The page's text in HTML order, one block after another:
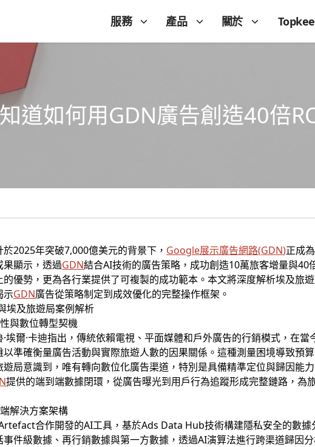
服務 產品 關於
道如何用GDN廣告創造40倍
2025年突破7,000億美元的背景下， Google展示廣告網路(GDN)正成
果顯示，透過GDN結合AI技術的廣告策略，成功創造10萬旅客增量與40
優勢，更為各行業提供了可複製的成功範本。本文將深度解析埃及旅
示GDN廣告從策略制定到成效優化的完整操作框架。
埃及旅遊局案例解析
與數位轉型契機
埃爾·卡迪指出，傳統依賴電視、平面媒體和戶外廣告的行銷模式，在
準確衡量廣告活動與實際旅遊人數的因果關係。這種測量困境導致預
局意識到，唯有轉向數位化廣告渠道，特別是具備精準定位與歸因能
提供的端到端數據閉環，從廣告曝光到用戶行為追蹤形成完整鏈路，為
解決方案架構
合作開發的AI工具，基於Ads Data Hub技術構建隱私安全的數
件級數據、再行銷數據與第一方數據，透過AI演算法進行跨渠道歸因